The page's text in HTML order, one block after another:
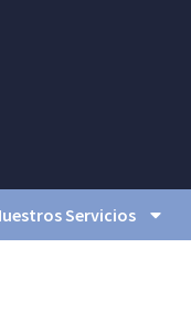
Servicios